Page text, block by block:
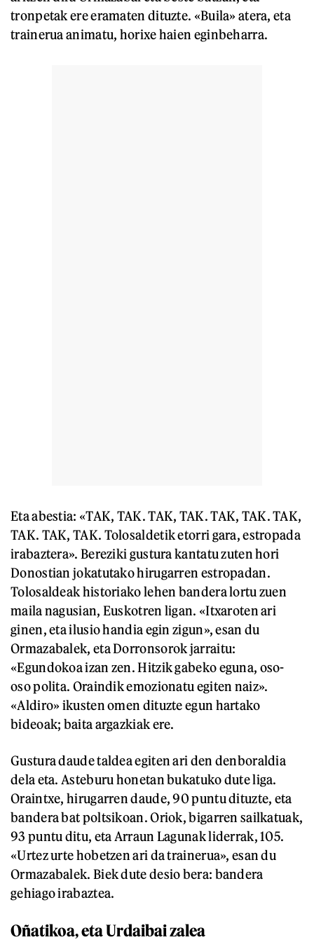
tronpetak ere eramaten dituzte. «Buila» atera, eta
trainerua animatu, horixe haien eginbeharra.
Eta abestia: «TAK, TAK. TAK, TAK. TAK, TAK. TAK,
TAK. TAK, TAK. Tolosaldetik etorri gara, estropada
irabaztera». Bereziki gustura kantatu zuten hori
Donostian jokatutako hirugarren estropadan.
Tolosaldeak historiako lehen bandera lortu zuen
maila nagusian, Euskotren ligan. «Itxaroten ari
ginen, eta ilusio handia egin zigun», esan du
Ormazabalek, eta Dorronsorok jarraitu:
«Egundokoa izan zen. Hitzik gabeko eguna, oso-
oso polita. Oraindik emozionatu egiten naiz».
«Aldiro» ikusten omen dituzte egun hartako
bideoak; baita argazkiak ere.
Gustura daude taldea egiten ari den denboraldia
dela eta. Asteburu honetan bukatuko dute liga.
Oraintxe, hirugarren daude, 90 puntu dituzte, eta
bandera bat poltsikoan. Oriok, bigarren sailkatuak,
93 puntu ditu, eta Arraun Lagunak liderrak, 105.
«Urtez urte hobetzen ari da trainerua», esan du
Ormazabalek. Biek dute desio bera: bandera
gehiago irabaztea.
Oñatikoa, eta Urdaibai zalea